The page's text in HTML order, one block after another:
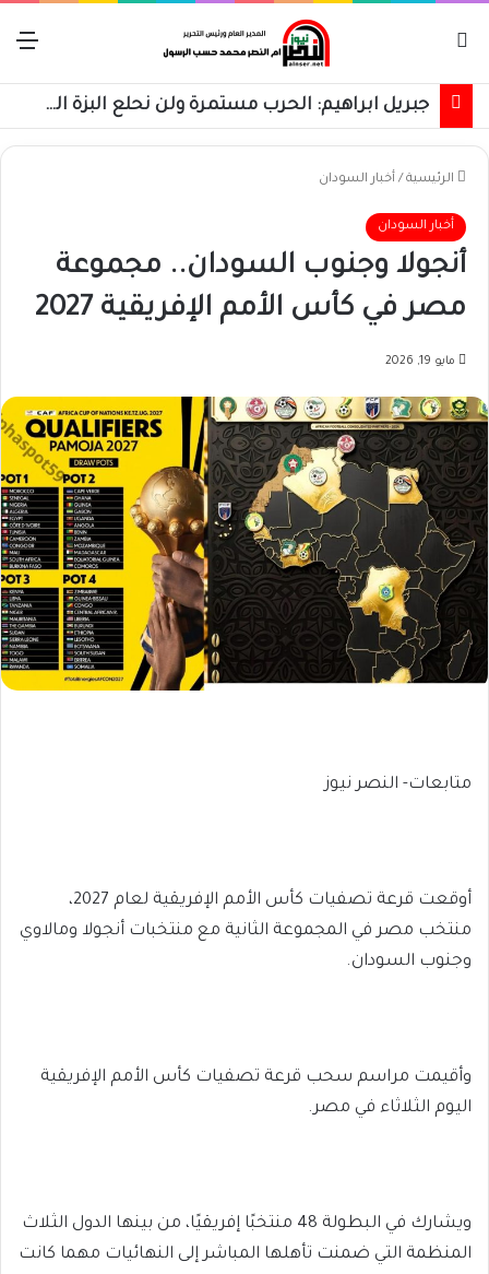
جبريل ابراهيم: الحرب مستمرة ولن نحلع البزة العسكرية حتى استعادة كامل البلاد
الرئيسية / أخبار السودان
أخبار السودان
أنجولا وجنوب السودان.. مجموعة
مصر في كأس الأمم الإفريقية 2027
مايو 19, 2026
متابعات- النصر نيوز
أوقعت قرعة تصفيات كأس الأمم الإفريقية لعام 2027،
منتخب مصر في المجموعة الثانية مع منتخبات أنجولا ومالاوي
وجنوب السودان.
وأقيمت مراسم سحب قرعة تصفيات كأس الأمم الإفريقية
اليوم الثلاثاء في مصر.
ويشارك في البطولة 48 منتخبًا إفريقيًا، من بينها الدول الثلاث
المنظمة التي ضمنت تأهلها المباشر إلى النهائيات مهما كانت